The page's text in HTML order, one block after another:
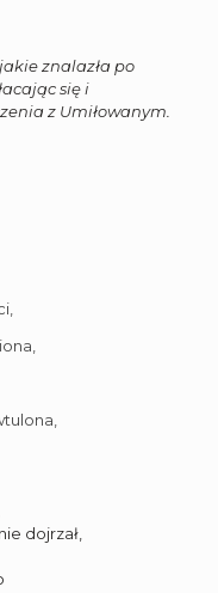
znalazła po
się i
z Umiłowanym.
dojrzał,